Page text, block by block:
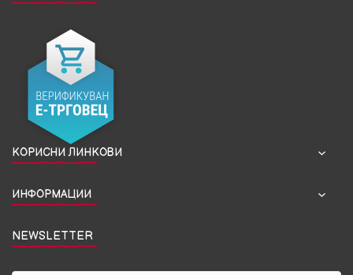
КОРИСНИ ЛИНКОВИ
ИНФОРМАЦИИ
NEWSLETTER